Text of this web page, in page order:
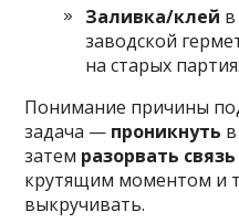
Заливка/клей
заводской
на старых
Понимание причины
задача — проникнуть
затем разорвать связь
крутящим моментом и
выкручивать.